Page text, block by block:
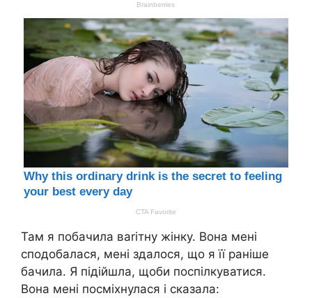
Там я побачила ваrітну жінку. Вона мені
сподобалася, мені здалося, що я її раніше
бачила. Я підійшла, щоби поспілкуватися.
Вона мені посміхнулася і сказала: